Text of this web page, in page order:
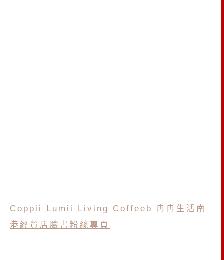
Coppii Lumii Living Coffeeb 冉冉生活南
港經貿店臉書粉絲專頁